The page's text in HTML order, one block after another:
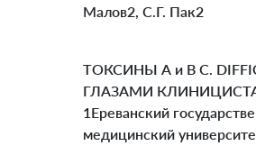
Малов2, С.Г. Пак2
ТОКСИНЫ А и В C.
ГЛАЗАМИ
1Ереванский
медицинский